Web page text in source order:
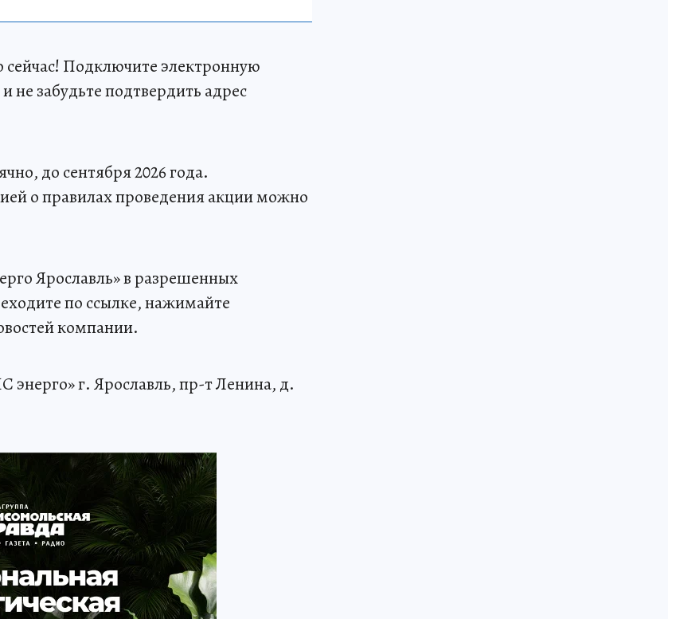
Подключите электронную
забудьте подтвердить адрес
до сентября 2026 года.
о правилах проведения акции можно
Ярославль» в разрешенных
по ссылке, нажимайте
компании.
г. Ярославль, пр-т Ленина, д.